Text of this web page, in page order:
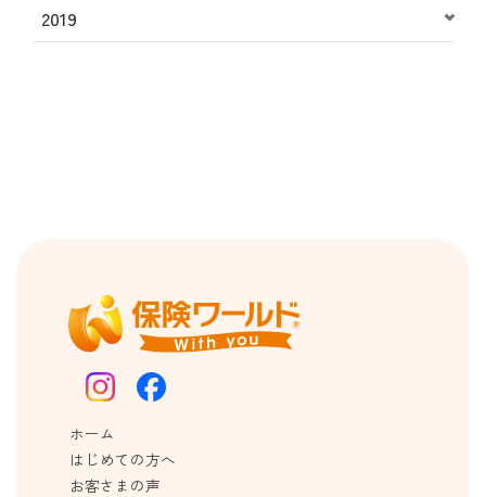
2019
ホーム
はじめての方へ
お客さまの声